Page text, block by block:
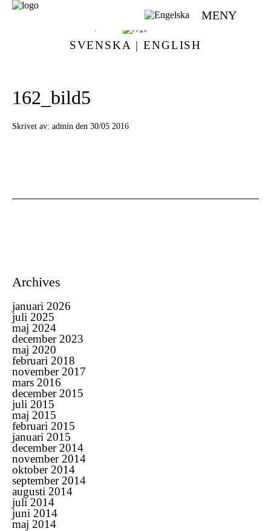
MENY
SVENSKA | ENGLISH
162_bild5
Skrivet av: admin den 30/05 2016
Archives
januari 2026
juli 2025
maj 2024
december 2023
maj 2020
februari 2018
november 2017
mars 2016
december 2015
juli 2015
maj 2015
februari 2015
januari 2015
december 2014
november 2014
oktober 2014
september 2014
augusti 2014
juli 2014
juni 2014
maj 2014